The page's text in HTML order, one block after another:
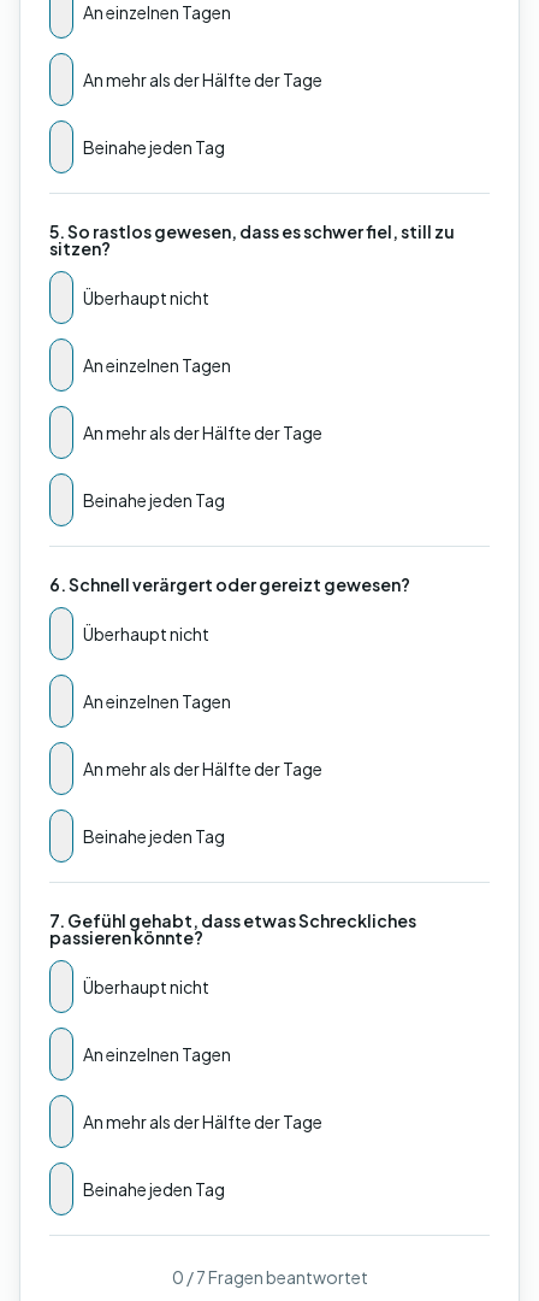
An einzelnen Tagen
An mehr als der Hälfte der Tage
Beinahe jeden Tag
5. So rastlos gewesen, dass es schwer fiel, still zu
sitzen?
Überhaupt nicht
An einzelnen Tagen
An mehr als der Hälfte der Tage
Beinahe jeden Tag
6. Schnell verärgert oder gereizt gewesen?
Überhaupt nicht
An einzelnen Tagen
An mehr als der Hälfte der Tage
Beinahe jeden Tag
7. Gefühl gehabt, dass etwas Schreckliches
passieren könnte?
Überhaupt nicht
An einzelnen Tagen
An mehr als der Hälfte der Tage
Beinahe jeden Tag
0 / 7 Fragen beantwortet